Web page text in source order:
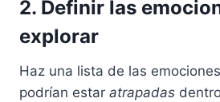
2. Definir las
explorar
Haz una lista de las
podrían estar atrapadas